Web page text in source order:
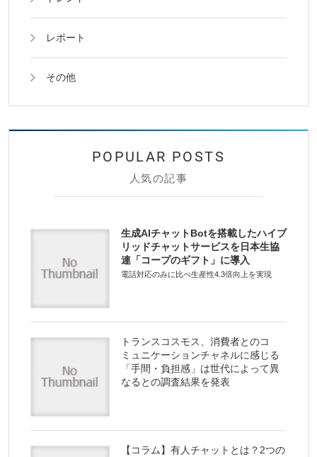
レポート
その他
人気の記事
生成AIチャットBotを搭載したハイブ
リッドチャットサービスを日本生協
連「コープのギフト」に導入
電話対応のみに比べ生産性4.3倍向上を実現
トランスコスモス、消費者とのコ
ミュニケーションチャネルに感じる
「手間・負担感」は世代によって異
なるとの調査結果を発表
【コラム】有人チャットとは？2つの